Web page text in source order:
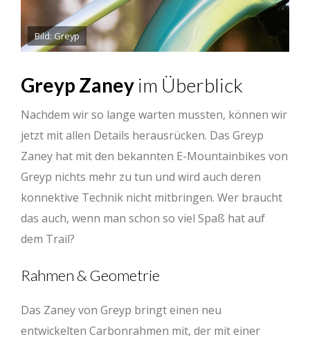
Bild: Greyp
Greyp Zaney im Überblick
Nachdem wir so lange warten mussten, können wir
jetzt mit allen Details herausrücken. Das Greyp
Zaney hat mit den bekannten E-Mountainbikes von
Greyp nichts mehr zu tun und wird auch deren
konnektive Technik nicht mitbringen. Wer braucht
das auch, wenn man schon so viel Spaß hat auf
dem Trail?
Rahmen & Geometrie
Das Zaney von Greyp bringt einen neu
entwickelten Carbonrahmen mit, der mit einer